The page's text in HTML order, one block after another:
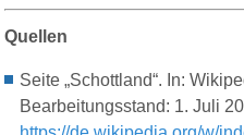
Quellen
Seite „Schottland“. In:
Bearbeitungsstand: 1. Juli